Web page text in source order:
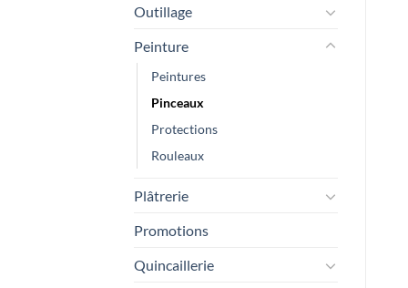
Outillage
Peinture
Peintures
Pinceaux
Protections
Rouleaux
Plâtrerie
Promotions
Quincaillerie